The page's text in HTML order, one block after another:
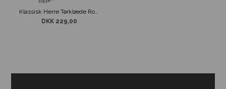
Klassisk Herre Tørklæde Royal Blå
DKK 229,00